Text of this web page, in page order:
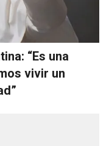
“Es una
vivir un